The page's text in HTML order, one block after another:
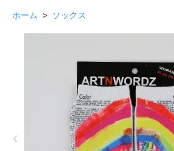
ホーム > ソックス